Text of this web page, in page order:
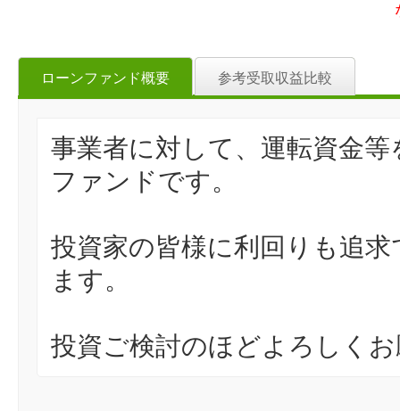
ローンファンド概要 参考受取収益比較
事業者に対して、運転資金
ファンドです。
投資家の皆様に利回りも追
ます。
投資ご検討のほどよろしく